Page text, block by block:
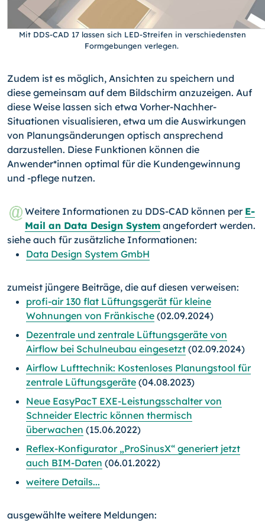
Mit DDS-CAD 17 lassen sich LED-Streifen in verschiedensten
Formgebungen verlegen.
Zudem ist es möglich, Ansichten zu speichern und
diese gemeinsam auf dem Bildschirm anzuzeigen. Auf
diese Weise lassen sich etwa Vorher-Nachher-
Situationen visualisieren, etwa um die Auswirkungen
von Planungsänderungen optisch ansprechend
darzustellen. Diese Funktionen können die
Anwender*innen optimal für die Kundengewinnung
und -pflege nutzen.
Weitere Informationen zu DDS-CAD können per E-
Mail an Data Design System angefordert werden.
siehe auch für zusätzliche Informationen:
Data Design System GmbH
zumeist jüngere Beiträge, die auf diesen verweisen:
profi-air 130 flat Lüftungsgerät für kleine
Wohnungen von Fränkische (02.09.2024)
Dezentrale und zentrale Lüftungsgeräte von
Airflow bei Schulneubau eingesetzt (02.09.2024)
Airflow Lufttechnik: Kostenloses Planungstool für
zentrale Lüftungsgeräte (04.08.2023)
Neue EasyPacT EXE-Leistungsschalter von
Schneider Electric können thermisch
überwachen (15.06.2022)
Reflex-Konfigurator „ProSinusX“ generiert jetzt
auch BIM-Daten (06.01.2022)
weitere Details...
ausgewählte weitere Meldungen: